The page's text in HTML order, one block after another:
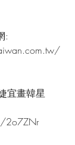
:
宜畫韓星
2o7ZNr